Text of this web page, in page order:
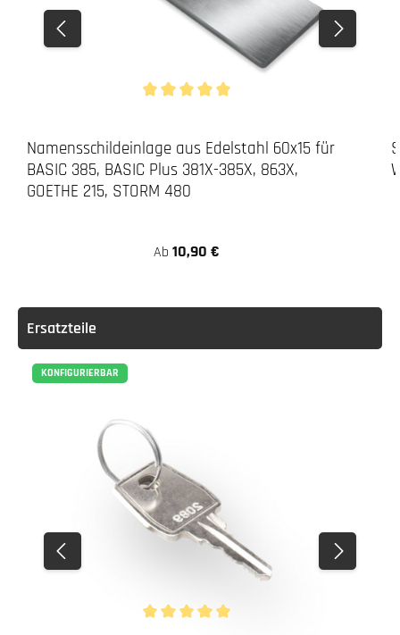
Namensschildeinlage aus Edelstahl 60x15 für
BASIC 385, BASIC Plus 381X-385X, 863X,
GOETHE 215, STORM 480
Ab 10,90 €
Ersatzteile
KONFIGURIERBAR